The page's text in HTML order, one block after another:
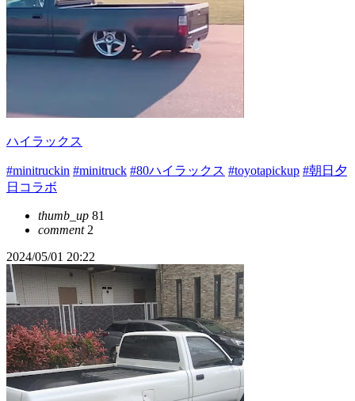
ハイラックス
#minitruckin #minitruck #80ハイラックス #toyotapickup #朝日夕
日コラボ
thumb_up 81
comment2
2024/05/01 20:22